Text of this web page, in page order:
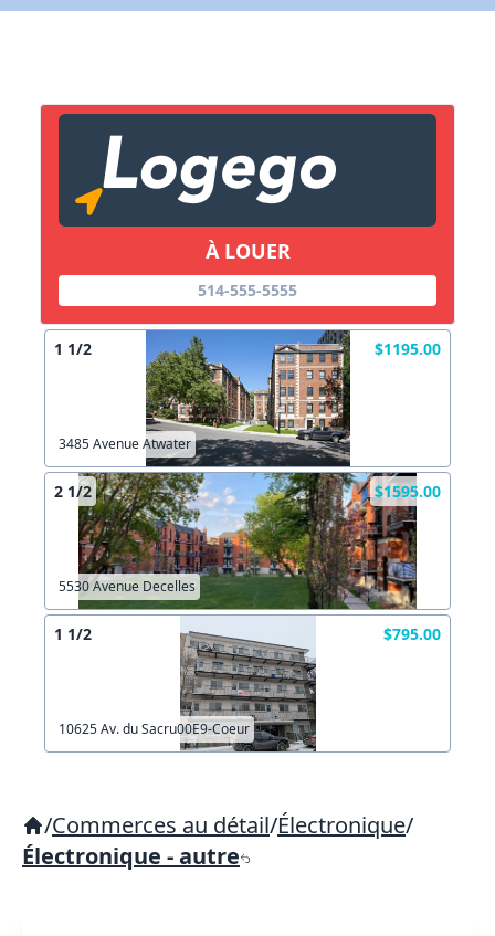
À LOUER
514-555-5555
1 1/2 $1195.00
3485 Avenue Atwater
2 1/2 $1595.00
5530 Avenue Decelles
1 1/2 $795.00
10625 Av. du Sacru00E9-Coeur
/Commerces au détail/Électronique/
Électronique - autre
X Fermer
Lien vers inscription (sera inclus dans courriel)
Copier lien
X Fermer Envoyez